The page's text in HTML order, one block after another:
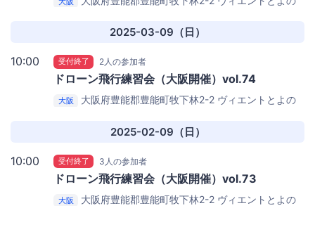
2025-03-09（日）
10:00 受付終了 2人の参加者
ドローン飛行練習会（大阪開催）vol.74
大阪 大阪府豊能郡豊能町牧下林2-2 ヴィエントとよの
2025-02-09（日）
10:00 受付終了 3人の参加者
ドローン飛行練習会（大阪開催）vol.73
大阪 大阪府豊能郡豊能町牧下林2-2 ヴィエントとよの